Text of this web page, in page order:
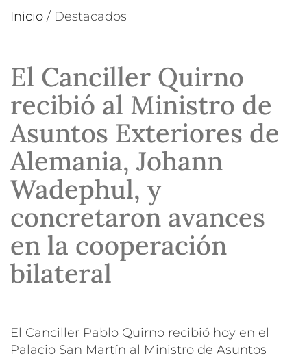
Inicio / Destacados
El Canciller Quirno
recibió al Ministro de
Asuntos Exteriores de
Alemania, Johann
Wadephul, y
concretaron avances
en la cooperación
bilateral
El Canciller Pablo Quirno recibió hoy en el
Palacio San Martín al Ministro de Asuntos